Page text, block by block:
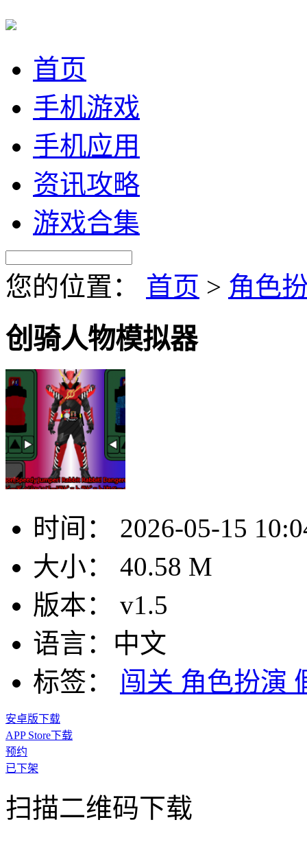
首页
手机游戏
手机应用
资讯攻略
游戏合集
您的位置： 首页 > 角色
创骑人物模拟器
时间：
2026-05-15
大小：
40.58 M
版本：
v1.5
语言： 中文
标签：
闯关 角色扮演
安卓版下载
APP Store下载
预约
已下架
扫描二维码下载